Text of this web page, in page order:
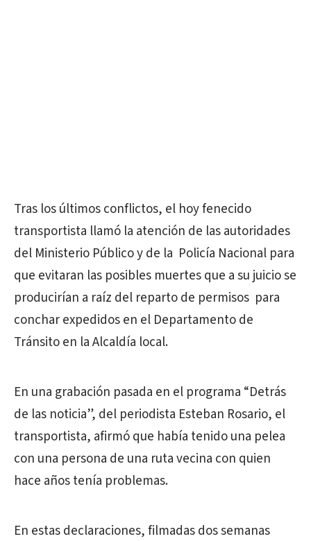
Tras los últimos conflictos, el hoy fenecido
transportista llamó la atención de las autoridades
del Ministerio Público y de la Policía Nacional para
que evitaran las posibles muertes que a su juicio se
producirían a raíz del reparto de permisos para
conchar expedidos en el Departamento de
Tránsito en la Alcaldía local.
En una grabación pasada en el programa “Detrás
de las noticia”, del periodista Esteban Rosario, el
transportista, afirmó que había tenido una pelea
con una persona de una ruta vecina con quien
hace años tenía problemas.
En estas declaraciones, filmadas dos semanas